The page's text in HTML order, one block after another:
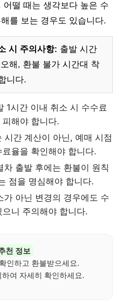
떨 때는 생각보다 높은 수
를 보는 경우도 있습니다.
시 주의사항: 출발 시간
해, 환불 불가 시간대 착
니다.
1시간 이내 취소 시 수수료
해야 합니다.
시간 계산이 아닌, 예매 시점
율을 확인해야 합니다.
차 출발 후에는 환불이 원칙
점을 명심해야 합니다.
가 아닌 변경의 경우에도 수
니 주의해야 합니다.
천 정보
인하고 환불받으세요.
여 자세히 확인하세요.